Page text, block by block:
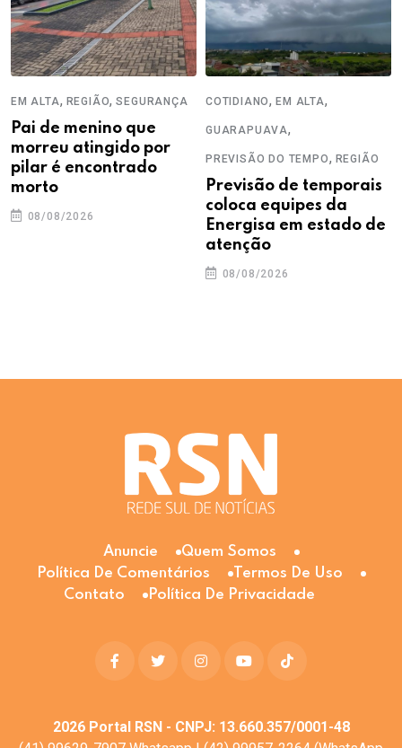
EM ALTA, REGIÃO,SEGURANÇA
Pai de menino que
morreu atingido por
pilar é encontrado
morto
08/08/2026
COTIDIANO,EM ALTA,
GUARAPUAVA,
PREVISÃO DO TEMPO, REGIÃO
Previsão de temporais
coloca equipes da
Energisa em estado de
atenção
08/08/2026
Anuncie
Quem Somos
Política De Comentários
Termos De Uso
Contato
Política De Privacidade
2026Portal RSN - CNPJ: 13.660.357/0001-48